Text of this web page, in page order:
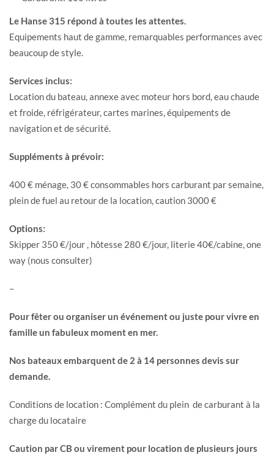
Le Hanse 315 répond à toutes les attentes.
Equipements haut de gamme, remarquables performances avec
beaucoup de style.
Services inclus:
Location du bateau, annexe avec moteur hors bord, eau chaude
et froide, réfrigérateur, cartes marines, équipements de
navigation et de sécurité.
Suppléments à prévoir:
400 € ménage, 30 € consommables hors carburant par semaine,
plein de fuel au retour de la location, caution 3000 €
Options:
Skipper 350 €/jour , hôtesse 280 €/jour, literie 40€/cabine, one
way (nous consulter)
–
Pour fêter ou organiser un événement ou juste pour vivre en
famille un fabuleux moment en mer.
Nos bateaux embarquent de 2 à 14 personnes devis sur
demande.
Conditions de location : Complément du plein de carburant à la
charge du locataire
Caution par CB ou virement pour location de plusieurs jours